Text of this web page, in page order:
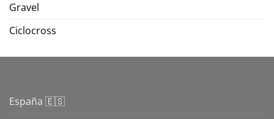
Gravel
Ciclocross
España 🇪🇸